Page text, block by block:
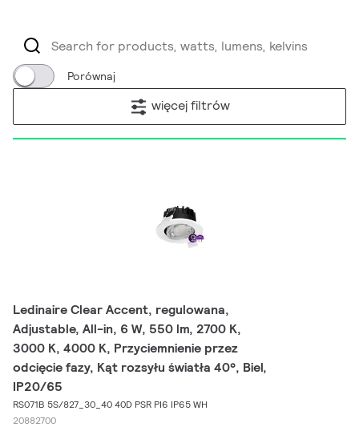
Porównaj
więcej filtrów
Ledinaire Clear Accent, regulowana,
Adjustable, All-in, 6 W, 550 lm, 2700 K,
3000 K, 4000 K, Przyciemnienie przez
odcięcie fazy, Kąt rozsyłu światła 40°, Biel,
IP20/65
RS071B 5S/827_30_40 40D PSR PI6 IP65 WH
20882700